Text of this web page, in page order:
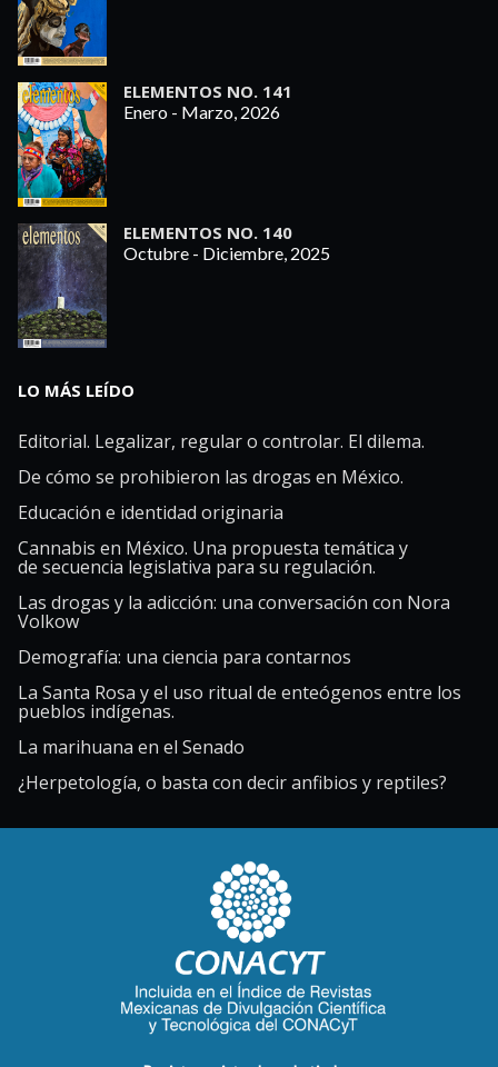
ELEMENTOS NO. 141
Enero - Marzo, 2026
ELEMENTOS NO. 140
Octubre - Diciembre, 2025
LO MÁS LEÍDO
Editorial. Legalizar, regular o controlar. El dilema.
De cómo se prohibieron las drogas en México.
Educación e identidad originaria
Cannabis en México. Una propuesta temática y
de secuencia legislativa para su regulación.
Las drogas y la adicción: una conversación con Nora
Volkow
Demografía: una ciencia para contarnos
La Santa Rosa y el uso ritual de enteógenos entre los
pueblos indígenas.
La marihuana en el Senado
¿Herpetología, o basta con decir anfibios y reptiles?